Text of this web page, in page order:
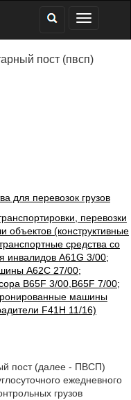
пост (пвсп)
для перевозок грузов
перевозки
объектов (конструктивные
средства со
инвалидов A61G 3/00;
A62C 27/00;
B65F 3/00,B65F 7/00;
машины
F41H 11/16)
пост (далее - ПВСП)
ежедневного
грузов